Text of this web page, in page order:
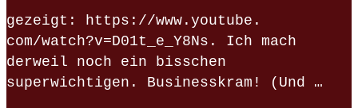
gezeigt: https://www.youtube.
com/watch?v=D01t_e_Y8Ns. Ich mach
derweil noch ein bisschen
superwichtigen. Businesskram! (Und …